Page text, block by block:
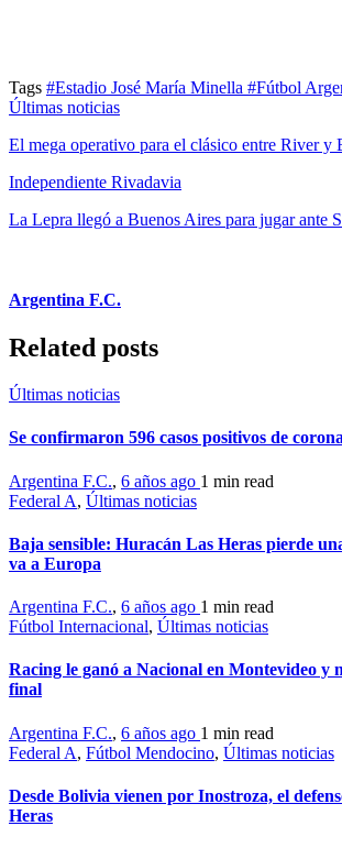
Tags #Estadio José María Minella #Fútbol
Últimas noticias
El mega operativo para el clásico entre River y
Independiente Rivadavia
La Lepra llegó a Buenos Aires para jugar ante
Argentina F.C.
Related posts
Últimas noticias
Se confirmaron 596 casos positivos de
Argentina F.C., 6 años ago 1 min read
Federal A, Últimas noticias
Baja sensible: Huracán Las Heras pierde
va a Europa
Argentina F.C., 6 años ago 1 min read
Fútbol Internacional, Últimas noticias
Racing le ganó a Nacional en Montevideo y
final
Argentina F.C., 6 años ago 1 min read
Federal A, Fútbol Mendocino, Últimas noticias
Desde Bolivia vienen por Inostroza, el
Heras